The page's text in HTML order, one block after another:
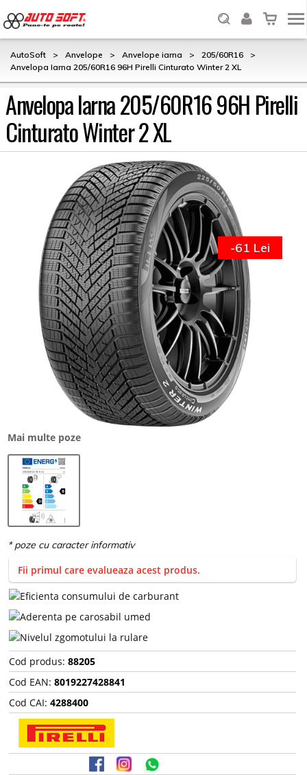
AutoSoft > Anvelope > Anvelope iarna > 205/60R16
>
Anvelopa Iarna 205/60R16 96H Pirelli Cinturato Winter 2 XL
Anvelopa Iarna 205/60R16 96H Pirelli
Cinturato Winter 2 XL
Mai multe poze
-61 Lei
Fii primul care evalueaza acest produs.
Cod produs: 88205
Cod EAN: 8019227428841
Cod CAI: 4288400